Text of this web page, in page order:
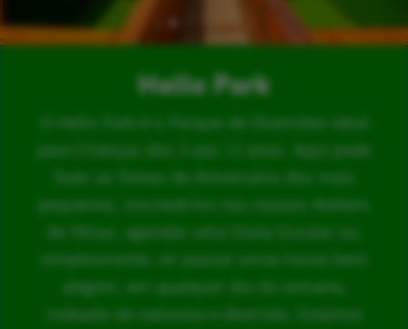
Hello Park
O Hello Park é o Parque de Diversões ideal
para Crianças dos 3 aos 12 anos. Aqui pode
fazer as Festas de Aniversário dos mais
pequenos, inscrevê-los nos nossos Ateliers
de Férias, agendar uma Visita Escolar ou,
simplesmente, vir passar umas horas bem
alegres, em qualquer dia da semana,
rodeado de natureza e diversão. Estamos